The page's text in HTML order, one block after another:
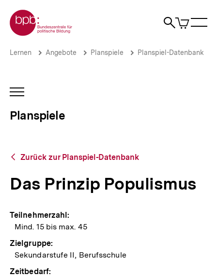
zum
Seiteninhalt
springen
Zur Startseite der bpb
Suche
Artikel
im
Das
Planspiele
bpb.de
Brotkrümelnavigation
Pfadnavigation
Lernen Angebote Planspiele Planspiel-Datenbank
INHALTSNAVIGATION
Planspiele
Zurück
Planspiel-
Datenbank
Zurück zur Planspiel-Datenbank
Das Prinzip Populismus
Teilnehmerzahl:
Mind. 15 bis max. 45
Zielgruppe:
Sekundarstufe II, Berufsschule
Zeitbedarf: